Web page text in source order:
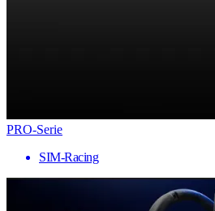
PRO-Serie
SIM-Racing